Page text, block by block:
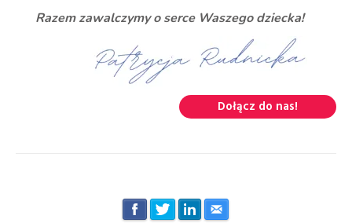
Razem zawalczymy o serce Waszego dziecka!
Dołącz do nas!